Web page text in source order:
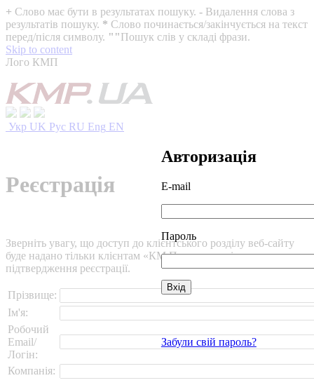
+ Слово має бути в результатах пошуку. - Видалення слова з
результатів пошуку. * Слово починається/закінчується на текст
перед/після символу. ""Пошук слів у складі фрази.
Skip to content
Лого КМП
Укр UK Рус RU Eng EN
Авторизація
E-mail
Пароль
Забули свій пароль?
Реєстрація
Зверніть увагу, що доступ до клієнтського розділу веб-сайту
буде надано тільки клієнтам «КМ Партнери» після
підтвердження реєстрації.
Прізвище:
Ім'я:
Робочий
Email/
Логін:
Компанія: